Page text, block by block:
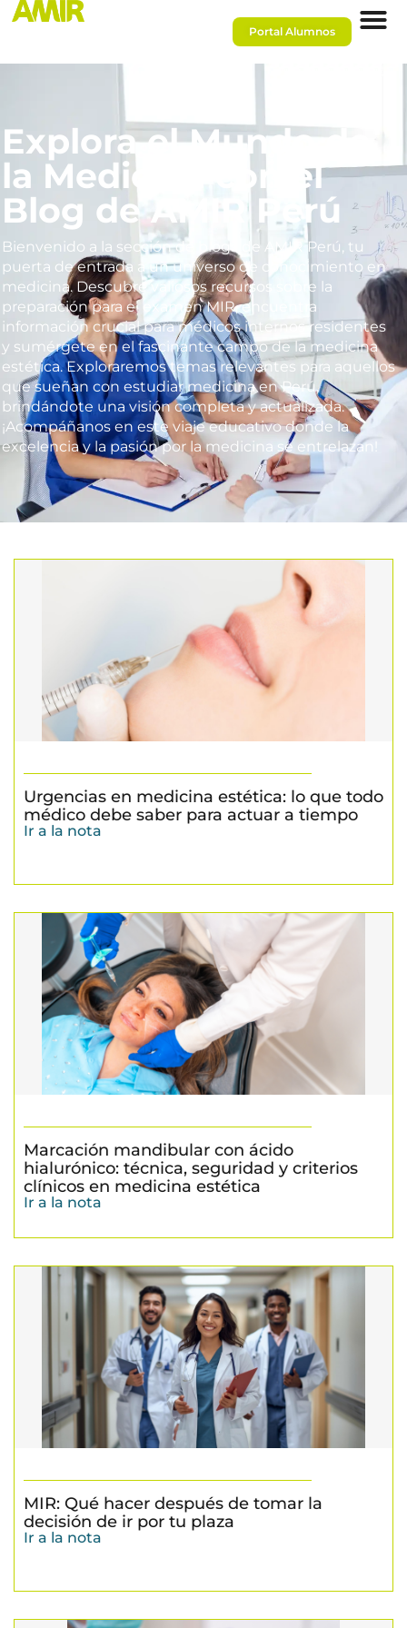
Portal Alumnos
Explora el Mundo de
la Medicina con el
Blog de AMIR Perú
Bienvenido a la sección de blogs de AMIR Perú, tu
puerta de entrada a un universo de conocimiento en
medicina. Descubre valiosos recursos sobre la
preparación para el examen MIR, encuentra
información crucial para médicos internos residentes
y sumérgete en el fascinante campo de la medicina
estética. Exploraremos temas relevantes para aquellos
que sueñan con estudiar medicina en Perú,
brindándote una visión completa y actualizada.
¡Acompáñanos en este viaje educativo donde la
excelencia y la pasión por la medicina se entrelazan!
Urgencias en medicina estética: lo que todo
médico debe saber para actuar a tiempo
Ir a la nota
Marcación mandibular con ácido
hialurónico: técnica, seguridad y criterios
clínicos en medicina estética
Ir a la nota
MIR: Qué hacer después de tomar la
decisión de ir por tu plaza
Ir a la nota